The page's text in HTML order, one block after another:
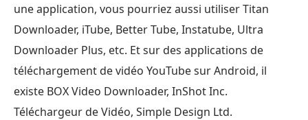
une application, vous pourriez aussi utiliser Titan
Downloader, iTube, Better Tube, Instatube, Ultra
Downloader Plus, etc. Et sur des applications de
téléchargement de vidéo YouTube sur Android, il
existe BOX Video Downloader, InShot Inc.
Téléchargeur de Vidéo, Simple Design Ltd.